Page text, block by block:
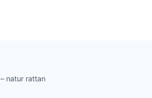
natur rattan